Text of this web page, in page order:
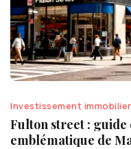
Investissement immobilier
Fulton street : guide
emblématique de